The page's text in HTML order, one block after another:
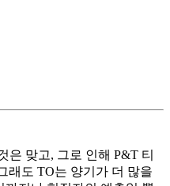
은 맞고, 그로 인해 P&T 티
래도 TO는 양기가 더 많을